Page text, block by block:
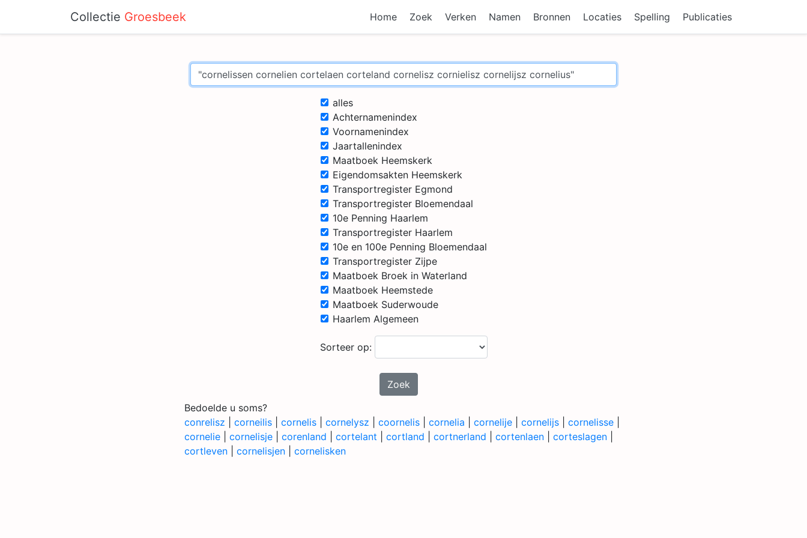
Collectie Groesbeek Home Zoek Verken Namen Bronnen Locaties Spelling Publicaties
alles
Achternamenindex
Voornamenindex
Jaartallenindex
Maatboek Heemskerk
Eigendomsakten Heemskerk
Transportregister Egmond
Transportregister Bloemendaal
10e Penning Haarlem
Transportregister Haarlem
10e en 100e Penning Bloemendaal
Transportregister Zijpe
Maatboek Broek in Waterland
Maatboek Heemstede
Maatboek Suderwoude
Haarlem Algemeen
Sorteer op:
Zoek
Bedoelde u soms?
conrelisz
corneilis cornelis cornelysz coornelis cornelia cornelije cornelijs cornelisse
cornelie
cornelisje corenland cortelant cortland cortnerland cortenlaen corteslagen
cortleven
cornelisjen cornelisken